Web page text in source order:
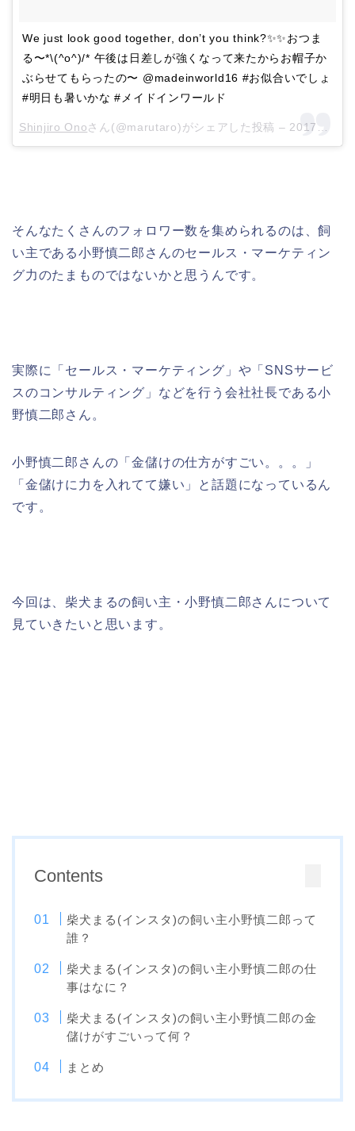
We just look good together, don’t you think?✨✨おつま
る〜*\(^o^)/* 午後は日差しが強くなって来たからお帽子か
ぶらせてもらったの〜 @madeinworld16 #お似合いでしょ
#明日も暑いかな #メイドインワールド
Shinjiro Onoさん(@marutaro)がシェアした投稿 – 2017年 9月月2日午前3時35分PDT
そんなたくさんのフォロワー数を集められるのは、飼
い主である小野慎二郎さんのセールス・マーケティン
グ力のたまものではないかと思うんです。
実際に「セールス・マーケティング」や「SNSサービ
スのコンサルティング」などを行う会社社長である小
野慎二郎さん。
小野慎二郎さんの「金儲けの仕方がすごい。。。」
「金儲けに力を入れてて嫌い」と話題になっているん
です。
今回は、柴犬まるの飼い主・小野慎二郎さんについて
見ていきたいと思います。
Contents
柴犬まる(インスタ)の飼い主小野慎二郎って
誰？
柴犬まる(インスタ)の飼い主小野慎二郎の仕
事はなに？
柴犬まる(インスタ)の飼い主小野慎二郎の金
儲けがすごいって何？
まとめ